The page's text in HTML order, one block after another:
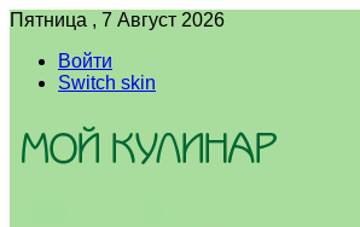
Пятница , 7 Август 2026
Войти
Switch skin